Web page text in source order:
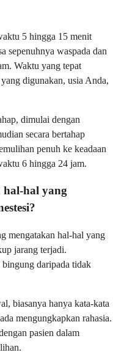
5 hingga 15 menit
sepenuhnya waspada dan
Waktu yang tepat
digunakan, usia Anda,
dimulai dengan
secara bertahap
penuh ke keadaan
6 hingga 24 jam.
hal-hal yang
mengatakan hal-hal yang
jarang terjadi.
daripada tidak
biasanya hanya kata-kata
mengungkapkan rahasia.
pasien dalam